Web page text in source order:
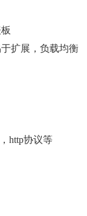
扩展，负载均衡
http协议等